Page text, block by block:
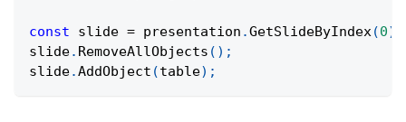
const slide = presentation .GetSlideByIndex(0)
slide. RemoveAllObjects ( ) ;
slide.AddObject (table) ;